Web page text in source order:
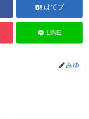
はてブ
LINE
みゆ